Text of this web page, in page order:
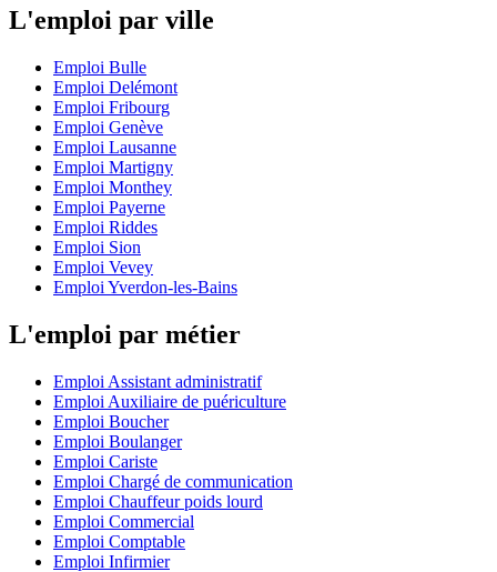
L'emploi par ville
Emploi Bulle
Emploi Delémont
Emploi Fribourg
Emploi Genève
Emploi Lausanne
Emploi Martigny
Emploi Monthey
Emploi Payerne
Emploi Riddes
Emploi Sion
Emploi Vevey
Emploi Yverdon-les-Bains
L'emploi par métier
Emploi Assistant administratif
Emploi Auxiliaire de puériculture
Emploi Boucher
Emploi Boulanger
Emploi Cariste
Emploi Chargé de communication
Emploi Chauffeur poids lourd
Emploi Commercial
Emploi Comptable
Emploi Infirmier